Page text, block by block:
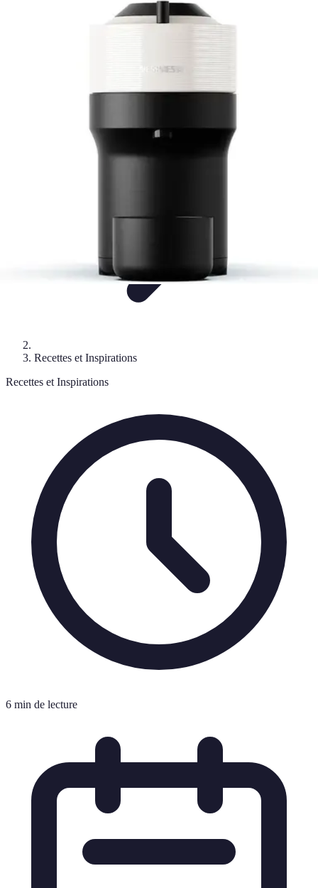
Comparateur Cafetière Capsules
AccessoiresConseils & AstucesEntretien
Comparateur Cafetière Capsules
Recettes et Inspirations
Recettes et Inspirations
6 min de lecture